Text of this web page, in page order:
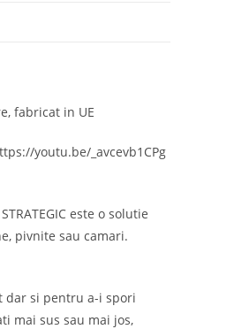
fabricat in UE
youtu.be/_avcevb1CPg
este o solutie
pivnite sau camari.
dar si pentru a-i spori
mai sus sau mai jos,